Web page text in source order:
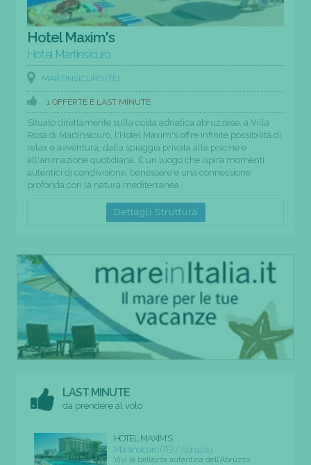
Hotel Maxim's
Hotel Martinsicuro
MARTINSICURO (TE)
1 OFFERTE E LAST MINUTE
Situato direttamente sulla costa adriatica abruzzese, a Villa
Rosa di Martinsicuro, l'Hotel Maxim's offre infinite possibilità di
relax e avventura, dalla spiaggia privata alle piscine e
all'animazione quotidiana. È un luogo che ispira momenti
autentici di condivisione, benessere e una connessione
profonda con la natura mediterranea.
Dettagli Struttura
LAST MINUTE
da prendere al volo
HOTEL MAXIM'S
Martinsicuro (TE) / Abruzzo
Vivi la bellezza autentica dell'Abruzzo